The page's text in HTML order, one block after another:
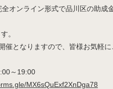
オンライン形式で品川区の助成
。
催となりますので、皆様お気軽に
～19:00
MX6sQuExf2XnDga78